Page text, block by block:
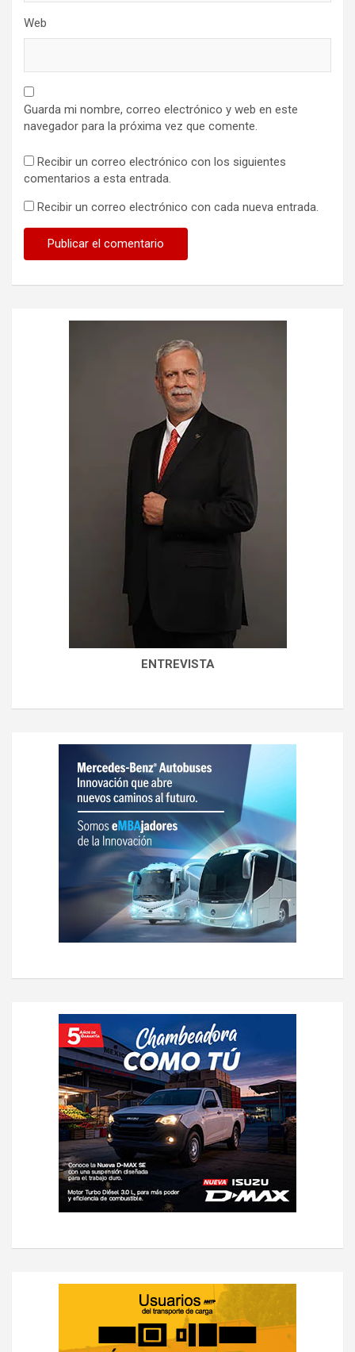
Web
Guarda mi nombre, correo electrónico y web en este
navegador para la próxima vez que comente.
Recibir un correo electrónico con los siguientes
comentarios a esta entrada.
Recibir un correo electrónico con cada nueva entrada.
ENTREVISTA